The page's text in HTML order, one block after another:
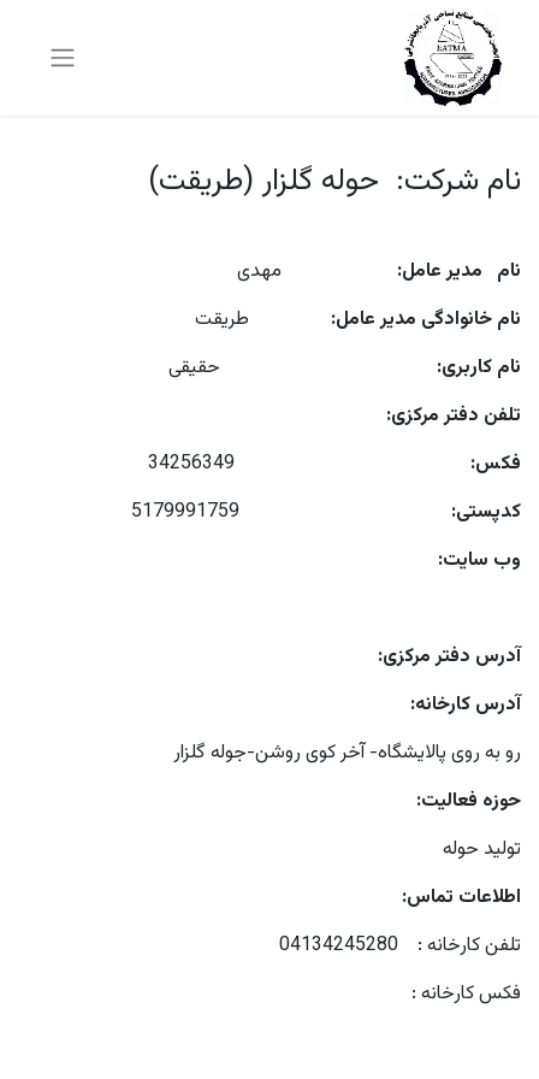
نام شرکت: حوله گلزار (طریقت)
نام مدیر عامل: مهدی
نام خانوادگی مدیر عامل:
طریقت
نام کاربری:
حقیقی
تلفن دفتر مرکزی:
فکس:
کدپستی:
وب سایت:
آدرس دفتر مرکزی:
آدرس کارخانه:
رو به روی پالایشگاه- آخر کوی روشن-جوله گلزار
حوزه فعالیت:
تولید حوله
اطلاعات تماس:
تلفن کارخانه : 04134245280
فکس کارخانه :